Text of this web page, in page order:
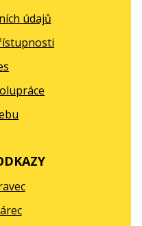
údajů